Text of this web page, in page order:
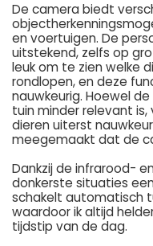
De camera biedt
en voertuigen. De
uitstekend, zelfs op
leuk om te zien welke
rondlopen, en deze
nauwkeurig. Hoewel
tuin minder relevant
dieren uiterst
meegemaakt dat de
Dankzij de infrarood-
donkerste situaties
schakelt automatisch
waardoor ik altijd
tijdstip van de dag.